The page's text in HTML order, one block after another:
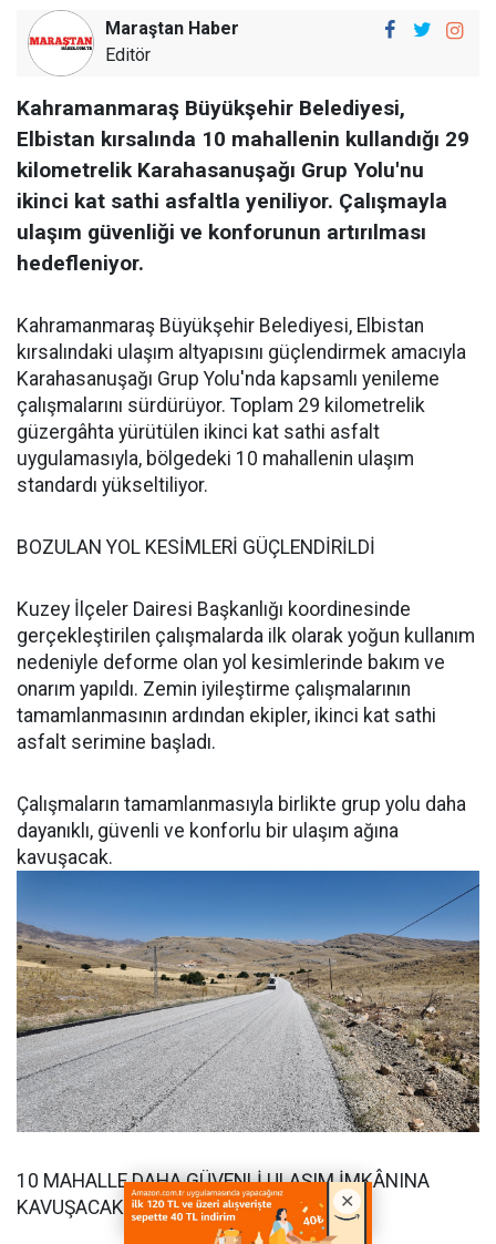
Maraştan Haber
Editör
Kahramanmaraş Büyükşehir Belediyesi,
Elbistan kırsalında 10 mahallenin kullandığı 29
kilometrelik Karahasanuşağı Grup Yolu'nu
ikinci kat sathi asfaltla yeniliyor. Çalışmayla
ulaşım güvenliği ve konforunun artırılması
hedefleniyor.
Kahramanmaraş Büyükşehir Belediyesi, Elbistan
kırsalındaki ulaşım altyapısını güçlendirmek amacıyla
Karahasanuşağı Grup Yolu'nda kapsamlı yenileme
çalışmalarını sürdürüyor. Toplam 29 kilometrelik
güzergâhta yürütülen ikinci kat sathi asfalt
uygulamasıyla, bölgedeki 10 mahallenin ulaşım
standardı yükseltiliyor.
BOZULAN YOL KESİMLERİ GÜÇLENDİRİLDİ
Kuzey İlçeler Dairesi Başkanlığı koordinesinde
gerçekleştirilen çalışmalarda ilk olarak yoğun kullanım
nedeniyle deforme olan yol kesimlerinde bakım ve
onarım yapıldı. Zemin iyileştirme çalışmalarının
tamamlanmasının ardından ekipler, ikinci kat sathi
asfalt serimine başladı.
Çalışmaların tamamlanmasıyla birlikte grup yolu daha
dayanıklı, güvenli ve konforlu bir ulaşım ağına
kavuşacak.
10 MAHALLE DAHA GÜVENLİ ULAŞIM İMKÂNINA
KAVUŞACAK